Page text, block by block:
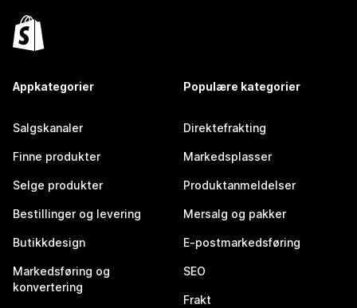
Appkategorier
Salgskanaler
Finne produkter
Selge produkter
Bestillinger og levering
Butikkdesign
Markedsføring og
konvertering
Populære kategorier
Direktefrakting
Markedsplasser
Produktanmeldelser
Mersalg og pakker
E-postmarkedsføring
SEO
Frakt